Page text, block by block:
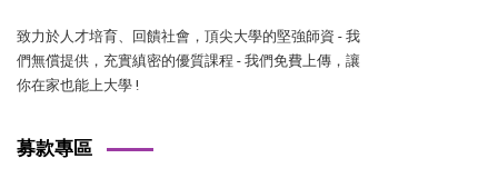
致力於人才培育、回饋社會，頂尖大學的堅強師資 - 我
們無償提供，充實縝密的優質課程 - 我們免費上傳，讓
你在家也能上大學 !
募款專區